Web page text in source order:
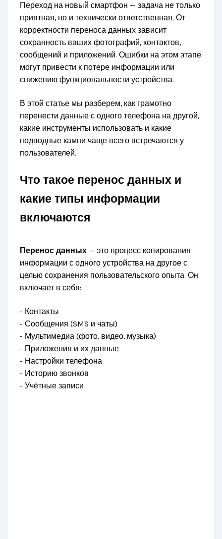
Переход на новый смартфон — задача не только
приятная, но и технически ответственная. От
корректности переноса данных зависит
сохранность ваших фотографий, контактов,
сообщений и приложений. Ошибки на этом этапе
могут привести к потере информации или
снижению функциональности устройства.
В этой статье мы разберем, как грамотно
перенести данные с одного телефона на другой,
какие инструменты использовать и какие
подводные камни чаще всего встречаются у
пользователей.
Что такое перенос данных и
какие типы информации
включаются
Перенос данных — это процесс копирования
информации с одного устройства на другое с
целью сохранения пользовательского опыта. Он
включает в себя:
- Контакты
- Сообщения (SMS и чаты)
- Мультимедиа (фото, видео, музыка)
- Приложения и их данные
- Настройки телефона
- Историю звонков
- Учётные записи